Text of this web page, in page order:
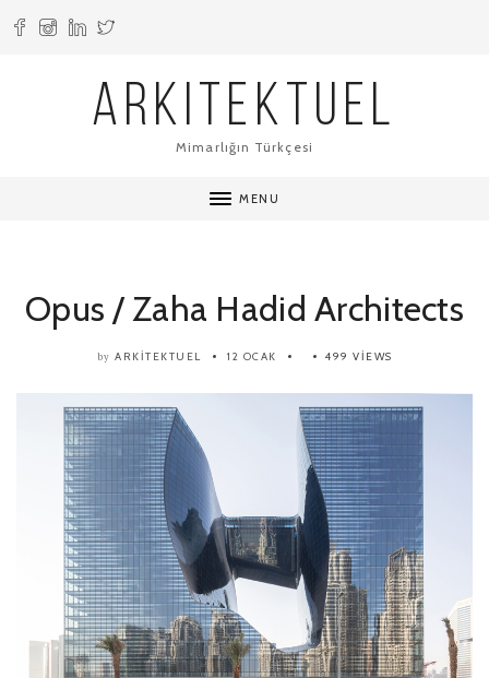
ARKITEKTUEL
Mimarlığın Türkçesi
MENU
Opus / Zaha Hadid Architects
by ARKITEKTUEL 12 OCAK 499 VIEWS